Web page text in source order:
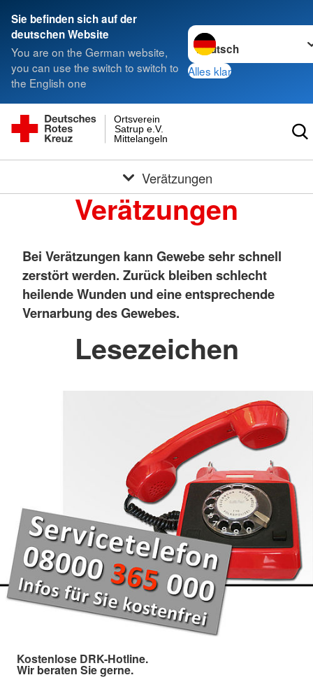
Sie befinden sich auf der
deutschen Website
You are on the German website,
you can use the switch to switch to
the English one
Sprache wechseln zu
Alles klar
Mittelangeln
Satrup e.V.
Ortsverein
Verätzungen
Verätzungen
Bei Verätzungen kann Gewebe sehr schnell
zerstört werden. Zurück bleiben schlecht
heilende Wunden und eine entsprechende
Vernarbung des Gewebes.
Lesezeichen
Kostenlose DRK-Hotline.
Wir beraten Sie gerne.